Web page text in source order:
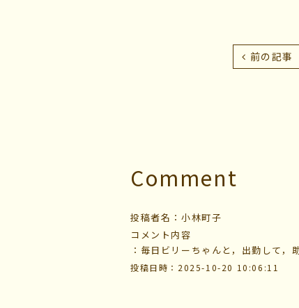
前の記事
Comment
投稿者名 ：小林町子
コメント内容
：毎日ビリーちゃんと，出勤して
投稿日時 ：2025-10-20 10:06:11